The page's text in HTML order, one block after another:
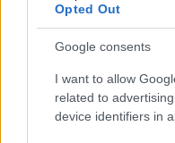
Opted Out
Google consents
I want to allow
related to
device identifiers in
Οι επενδύσεις
περιβάλλον